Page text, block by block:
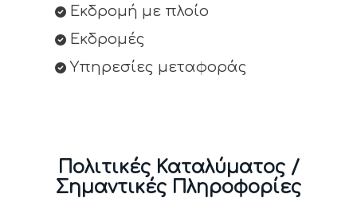
Εκδρομή με πλοίο
Εκδρομές
Υπηρεσίες μεταφοράς
Πολιτικές Καταλύματος /
Σημαντικές Πληροφορίες